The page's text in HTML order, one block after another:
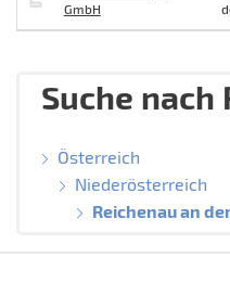
GmbH
Suche nach
Österreich
Niederösterreich
Reichenau an